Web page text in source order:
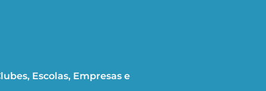
Escolas, Empresas e